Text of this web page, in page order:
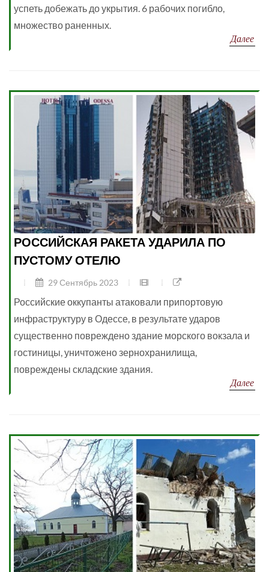
успеть добежать до укрытия. 6 рабочих погибло,
множество раненных.
Далее
РОССИЙСКАЯ РАКЕТА УДАРИЛА ПО
ПУСТОМУ ОТЕЛЮ
29 Сентябрь 2023
Российские оккупанты атаковали припортовую
инфраструктуру в Одессе, в результате ударов
существенно повреждено здание морского вокзала и
гостиницы, уничтожено зернохранилища,
повреждены складские здания.
Далее